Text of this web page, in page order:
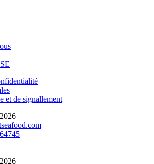
et de signallement